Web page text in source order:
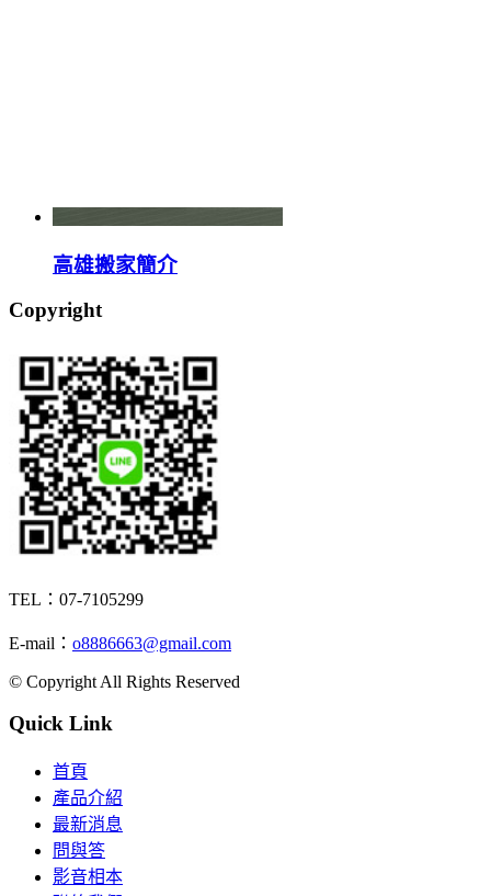
高雄搬家簡介
Copyright
TEL：07-7105299
E-mail： o8886663@gmail.com
© Copyright All Rights Reserved
Quick Link
首頁
產品介紹
最新消息
問與答
影音相本